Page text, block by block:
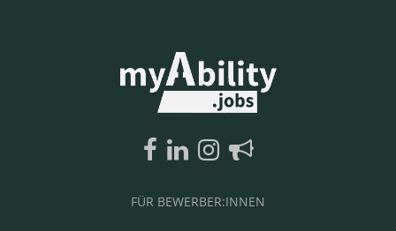
FÜR BEWERBER:INNEN